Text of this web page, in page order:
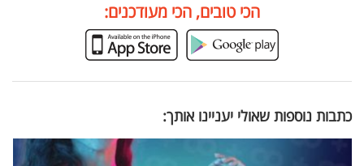
הכי טובים, הכי מעודכנים:
כתבות נוספות שאולי יעניינו אותך: